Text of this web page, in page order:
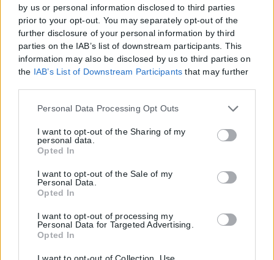
by us or personal information disclosed to third parties
prior to your opt-out. You may separately opt-out of the
further disclosure of your personal information by third
parties on the IAB’s list of downstream participants. This
information may also be disclosed by us to third parties on
the IAB’s List of Downstream Participants that may further
Please note that this website/app uses one or more Google
but not limited to your visit or usage behaviour. You may
click to grant or deny consent to Google and its third-party
tags to use your data for below specified purposes in below
Google consent section.
Personal Data Processing Opt Outs
I want to opt-out of the Sharing of my
personal data.
Opted In
I want to opt-out of the Sale of my
Personal Data.
Opted In
I want to opt-out of processing my
Personal Data for Targeted Advertising.
Opted In
I want to opt-out of Collection, Use,
επέκταση η ιστοσελίδα που κατέχει αυτή “www.karfitsa.gr”
συμμορφώνονται με τη Σύσταση (ΕΕ) 2018/334 της Επιτροπής της
αντιμετώπιση του παράνομου περιεχομένου στο διαδίκτυο (L 63).